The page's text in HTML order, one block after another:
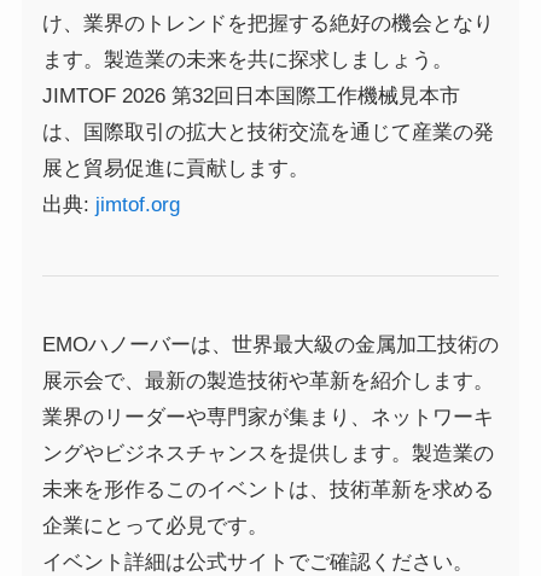
け、業界のトレンドを把握する絶好の機会となり
ます。製造業の未来を共に探求しましょう。
JIMTOF 2026 第32回日本国際工作機械見本市
は、国際取引の拡大と技術交流を通じて産業の発
展と貿易促進に貢献します。
出典: jimtof.org
EMOハノーバーは、世界最大級の金属加工技術の
展示会で、最新の製造技術や革新を紹介します。
業界のリーダーや専門家が集まり、ネットワーキ
ングやビジネスチャンスを提供します。製造業の
未来を形作るこのイベントは、技術革新を求める
企業にとって必見です。
イベント詳細は公式サイトでご確認ください。